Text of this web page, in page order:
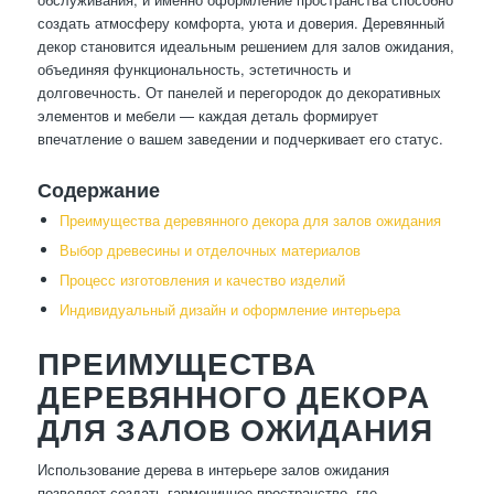
создать атмосферу комфорта, уюта и доверия. Деревянный
декор становится идеальным решением для залов ожидания,
объединяя функциональность, эстетичность и
долговечность. От панелей и перегородок до декоративных
элементов и мебели — каждая деталь формирует
впечатление о вашем заведении и подчеркивает его статус.
Содержание
Преимущества деревянного декора для залов ожидания
Выбор древесины и отделочных материалов
Процесс изготовления и качество изделий
Индивидуальный дизайн и оформление интерьера
ПРЕИМУЩЕСТВА
ДЕРЕВЯННОГО ДЕКОРА
ДЛЯ ЗАЛОВ ОЖИДАНИЯ
Использование дерева в интерьере залов ожидания